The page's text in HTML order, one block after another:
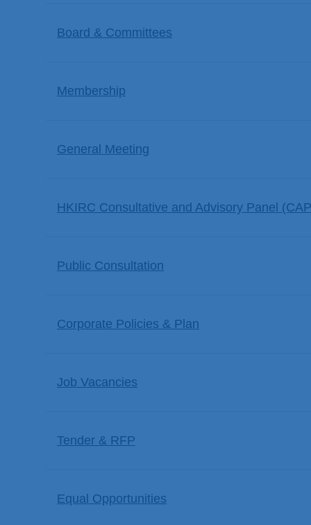
Board & Committees
Membership
General Meeting
HKIRC Consultative and Advisory Panel
Public Consultation
Corporate Policies & Plan
Job Vacancies
Tender & RFP
Equal Opportunities